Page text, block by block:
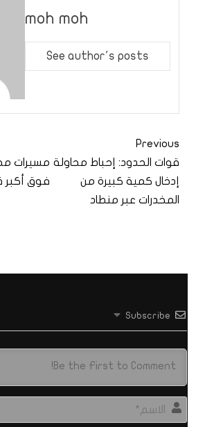
moh moh
See author's posts
Previous
قوات الحدود: إحباط محاولة
إدخال كمية كبيرة من
المخدرات عبر منطاد
مسيرات
فوق أكبر
Subscribe